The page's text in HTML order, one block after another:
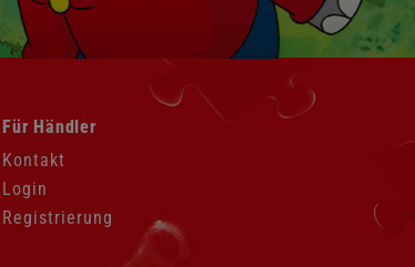
Navigation
überspringen
Für Händler
Kontakt
Login
Registrierung